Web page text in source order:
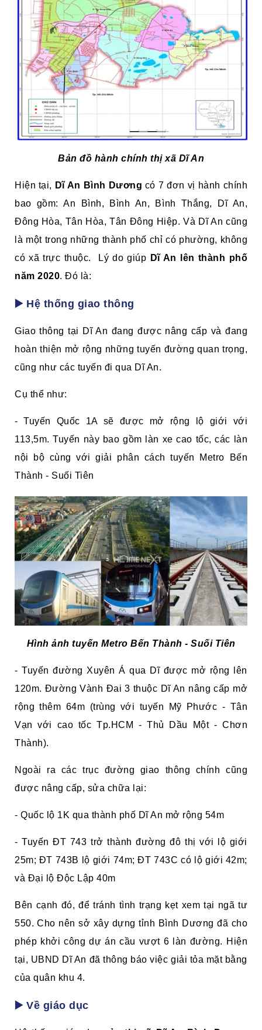
Bản đồ hành chính thị xã Dĩ An
Hiện tại, Dĩ An Bình Dương có 7 đơn vị hành chính
bao gồm: An Bình, Bình An, Bình Thắng, Dĩ An,
Đông Hòa, Tân Hòa, Tân Đông Hiệp. Và Dĩ An cũng
là một trong những thành phố chỉ có phường, không
có xã trực thuộc.
Lý do giúp Dĩ An lên thành phố
năm 2020. Đó là:
▶️ Hệ thống giao thông
Giao thông tại Dĩ An đang được nâng cấp và đang
hoàn thiện mở rộng những tuyến đường quan trọng,
cũng như các tuyến đi qua Dĩ An.
Cụ thể như:
- Tuyến Quốc 1A sẽ được mở rộng lộ giới với
113,5m. Tuyến này bao gồm làn xe cao tốc, các làn
nội bộ cùng với giải phân cách tuyến Metro Bến
Thành - Suối Tiên
Hình ảnh tuyến Metro Bến Thành - Suối Tiên
- Tuyến đường Xuyên Á qua Dĩ được mở rộng lên
120m. Đường Vành Đai 3 thuộc Dĩ An nâng cấp mở
rộng thêm 64m (trùng với tuyến Mỹ Phước - Tân
Vạn với cao tốc Tp.HCM - Thủ Dầu Một - Chơn
Thành).
Ngoài ra các trục đường giao thông chính cũng
được nâng cấp, sửa chữa lại:
- Quốc lộ 1K qua thành phố Dĩ An mở rộng 54m
- Tuyến ĐT 743 trở thành đường đô thị với lộ giới
25m; ĐT 743B lộ giới 74m; ĐT 743C có lộ giới 42m;
và Đại lộ Độc Lập 40m
Bên cạnh đó, để tránh tình trạng kẹt xem tại ngã tư
550. Cho nên sở xây dựng tỉnh Bình Dương đã cho
phép khởi công dự án cầu vượt 6 làn đường. Hiện
tại, UBND Dĩ An đã thông báo việc giải tỏa mặt bằng
của quân khu 4.
▶️ Về giáo dục